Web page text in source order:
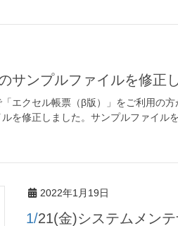
のサンプルファイルを修正
エクセル帳票（β版）」をご利用の
を修正しました。サンプルファイル
2022年1月19日
1/21(金)システムメン